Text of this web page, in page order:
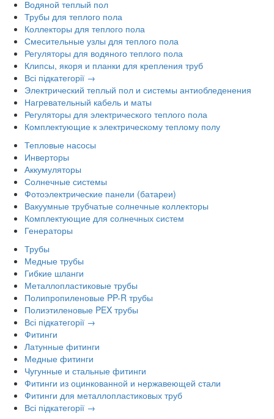
Водяной теплый пол
Трубы для теплого пола
Коллекторы для теплого пола
Смесительные узлы для теплого пола
Регуляторы для водяного теплого пола
Клипсы, якоря и планки для крепления труб
Всі підкатегорії →
Электрический теплый пол и системы антиобледенения
Нагревательный кабель и маты
Регуляторы для электрического теплого пола
Комплектующие к электрическому теплому полу
Тепловые насосы
Инверторы
Аккумуляторы
Солнечные системы
Фотоэлектрические панели (батареи)
Вакуумные трубчатые солнечные коллекторы
Комплектующие для солнечных систем
Генераторы
Трубы
Медные трубы
Гибкие шланги
Металлопластиковые трубы
Полипропиленовые PP-R трубы
Полиэтиленовые PEX трубы
Всі підкатегорії →
Фитинги
Латунные фитинги
Медные фитинги
Чугунные и стальные фитинги
Фитинги из оцинкованной и нержавеющей стали
Фитинги для металлопластиковых труб
Всі підкатегорії →